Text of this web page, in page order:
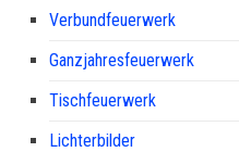
Verbundfeuerwerk
Ganzjahresfeuerwerk
Tischfeuerwerk
Lichterbilder